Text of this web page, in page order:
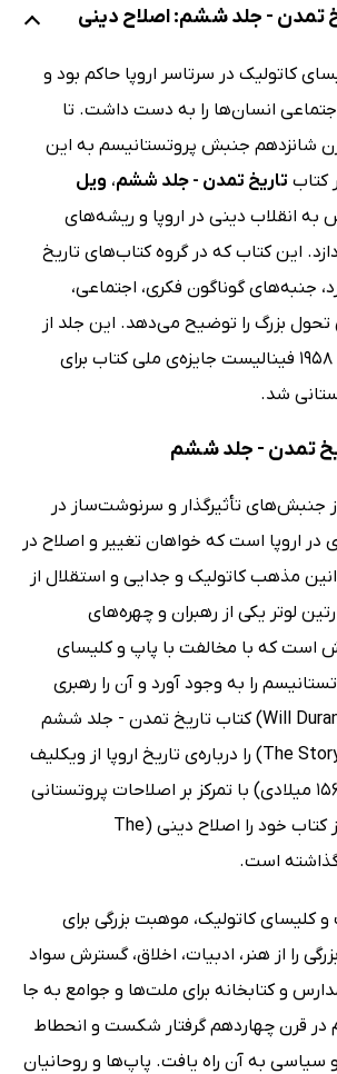
تمدن - جلد ششم: اصلاح دینی
کاتولیک در سرتاسر اروپا حاکم بود و
انسان‌ها را به دست داشت. تا
شانزدهم جنبش پروتستانیسم به این
کتاب تاریخ تمدن - جلد ششم، ویل
انقلاب دینی در اروپا و ریشه‌های
این کتاب که در گروه کتاب‌های تاریخ
جنبه‌های گوناگون فکری، اجتماعی،
بزرگ را توضیح می‌دهد. این جلد از
تاریخ تمدن در سال 1958 فینالیست جایزه‌ی ملی کتاب برای
شد.
تمدن - جلد ششم
جنبش‌های تأثیرگذار و سرنوشت‌ساز در
در اروپا است که خواهان تغییر و اصلاح در
مذهب کاتولیک و جدایی و استقلال از
لوتر یکی از رهبران و چهره‌های
که با مخالفت با پاپ و کلیسای
را به وجود آورد و آن را رهبری
کرد. ویل دورانت (Will Durant) کتاب تاریخ تمدن - جلد ششم
(The Story of Civilization 6) را درباره‌ی تاریخ اروپا از ویکلیف
تا لوتر (از 1300 تا 1565 میلادی) با تمرکز بر اصلاحات پروتستانی
نگاشته و این جلد از کتاب خود را اصلاح دینی (The
کاتولیک، موهبت بزرگی برای
را از هنر، ادبیات، اخلاق، گسترش سواد
و کتابخانه‌ برای ملت‌ها و جوامع به جا
در قرن چهاردهم گرفتار شکست و انحطاط
سیاسی به آن راه یافت. پاپ‌ها و روحانیان